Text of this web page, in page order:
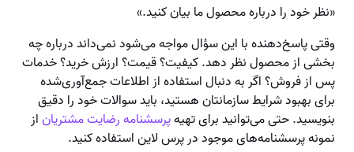
«نظر خود را درباره محصول ما بیان کنید.»
وقتی پاسخ‌دهنده با این سؤال مواجه می‌شود نمی‌داند درباره چه
بخشی از محصول نظر دهد. کیفیت؟ قیمت؟ ارزش خرید؟ خدمات
پس از فروش؟ اگر به دنبال استفاده از اطلاعات جمع‌آوری‌شده
برای بهبود شرایط سازمانتان هستید، باید سوالات خود را دقیق
بنویسید. حتی می‌توانید برای تهیهپرسشنامه رضایت مشتریاناز
نمونه پرسشنامه‌های موجود در پرس لاین استفاده کنید.